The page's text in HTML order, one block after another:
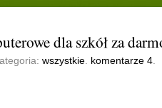
dla szkół za
wszystkie. komentarze 4.